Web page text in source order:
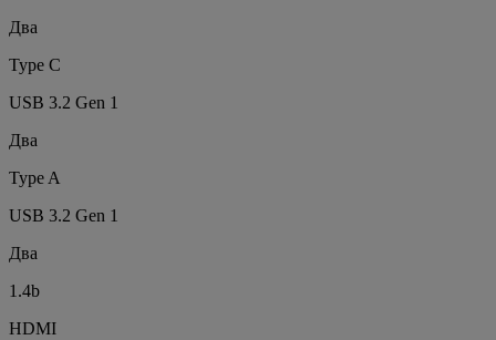
Два
Type C
USB 3.2 Gen 1
Два
Type A
USB 3.2 Gen 1
Два
1.4b
HDMI